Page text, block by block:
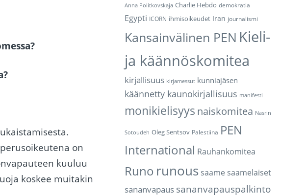
on
kuuluu
koskee muitakin
Anna Politkovskaja Charlie Hebdo demokratia
Egypti ICORN ihmisoikeudet Iran journalismi
Kansainvälinen PEN Kieli-
ja käännöskomitea
kirjallisuus kirjamessut kunniajäsen
käännetty kaunokirjallisuus manifesti
monikielisyys naiskomitea Nasrin
Sotoudeh Oleg Sentsov Palestiina PEN
International Rauhankomitea
Runo runous saame saamelaiset
sananvapaus sananvapauspalkinto